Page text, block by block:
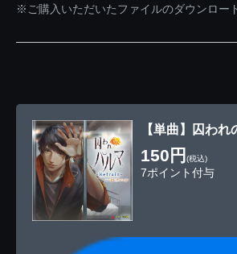
※ご購入いただいたファイルのダウンロー
【単曲】囚わ
150円 (税込)
7ポイント付与